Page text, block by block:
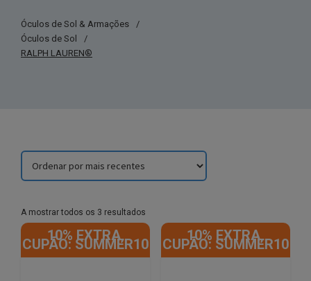
Óculos de Sol & Armações
/
Óculos de Sol
/
RALPH LAUREN®
A mostrar todos os 3 resultados
by
latest
10% EXTRA,
CUPÃO: SUMMER10
10% EXTRA,
CUPÃO: SUMMER10